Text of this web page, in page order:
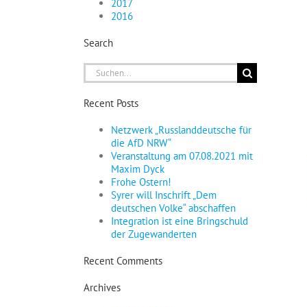
2017
2016
Search
Suche
nach:
Recent Posts
Netzwerk „Russlanddeutsche für
die AfD NRW“
Veranstaltung am 07.08.2021 mit
Maxim Dyck
Frohe Ostern!
Syrer will Inschrift „Dem
deutschen Volke“ abschaffen
Integration ist eine Bringschuld
der Zugewanderten
Recent Comments
Archives